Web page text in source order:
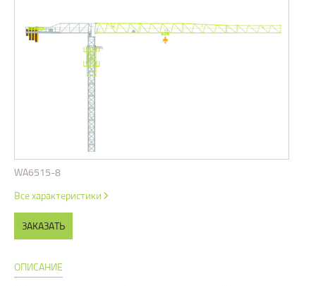
WA6515-8
Все характеристики
ЗАКАЗАТЬ
ОПИСАНИЕ